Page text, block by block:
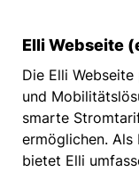
Elli Webseite
Die Elli
und
smarte
ermöglichen. Als
bietet Elli